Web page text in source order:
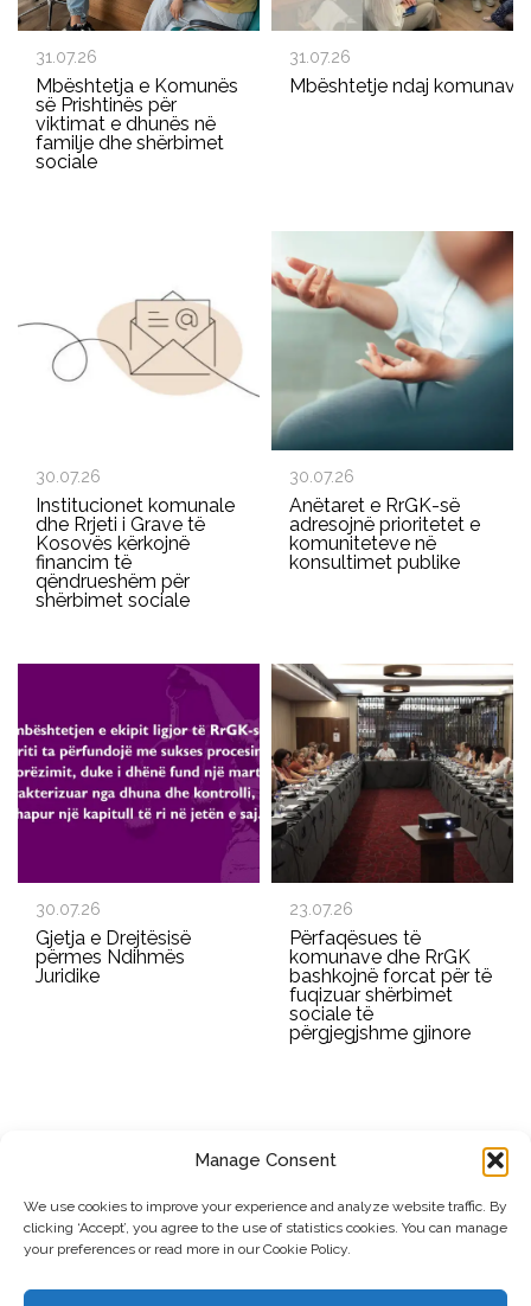
Manage Consent
We use cookies to improve your experience and analyze website traffic. By
clicking ‘Accept’, you agree to the use of statistics cookies. You can manage
your preferences or read more in our Cookie Policy.
31.07.26
Mbështetja e Komunës
së Prishtinës për
viktimat e dhunës në
familje dhe shërbimet
sociale
31.07.26
Mbështetje ndaj
30.07.26
Institucionet komunale
dhe Rrjeti i Grave të
Kosovës kërkojnë
financim të
qëndrueshëm për
shërbimet sociale
30.07.26
Anëtaret e RrGK-së
adresojnë prioritetet e
komuniteteve në
konsultimet publike
30.07.26
Gjetja e Drejtësisë
përmes Ndihmës
Juridike
23.07.26
Përfaqësues të
komunave dhe RrGK
bashkojnë forcat për të
fuqizuar shërbimet
sociale të
përgjegjshme gjinore
Dërgo